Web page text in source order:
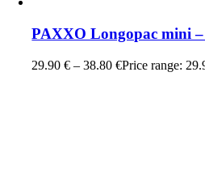
PAXXO Longopac mini
29.90€ – 38.80€Price range: